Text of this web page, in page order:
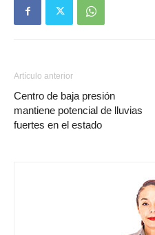
Artículo anterior
Centro de baja presión
mantiene potencial de lluvias
fuertes en el estado